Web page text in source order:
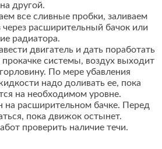
другой.
все сливные пробки, заливаем
расширительный бачок или
радиатора.
двигатель и дать поработать
системы, воздух выходит
По мере убавления
надо доливать ее, пока
на необходимом уровне.
на расширительном бачке. Перед
пока движок остынет.
проверить наличие течи.